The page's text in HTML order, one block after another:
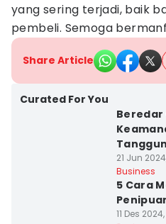
yang sering terjadi, baik
pembeli. Semoga
Share Article
Curated For You
Beredar
21 Jun
Business
5 Cara
11 Des